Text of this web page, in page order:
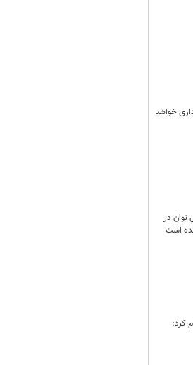
گفته وزیر راه وشهرسازی، فاز نخست آن تا شهریور ۱۴۰۴ به بهره‌برداری خواهد
توان در
است
کرد: